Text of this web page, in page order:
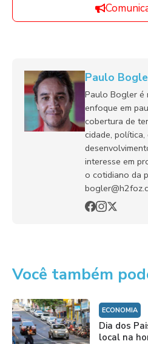
Paulo
Paulo Bogler é
enfoque em
cobertura de
cidade, política,
interesse em
o cotidiano da
Você também
ECONOMIA
Dia dos
local na